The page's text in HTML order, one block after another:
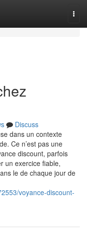
Discuss
dans un contexte
Ce n’est pas une
discount, parfois
un exercice fiable,
le de chaque jour de
voyance-discount-